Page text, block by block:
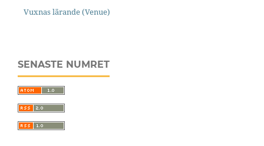
Vuxnas lärande (Venue)
SENASTE NUMRET